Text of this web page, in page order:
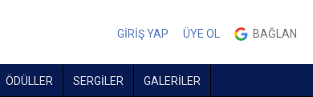
GİRİŞ YAP ÜYE OL BAĞLAN
ÖDÜLLER SERGİLER GALERİLER